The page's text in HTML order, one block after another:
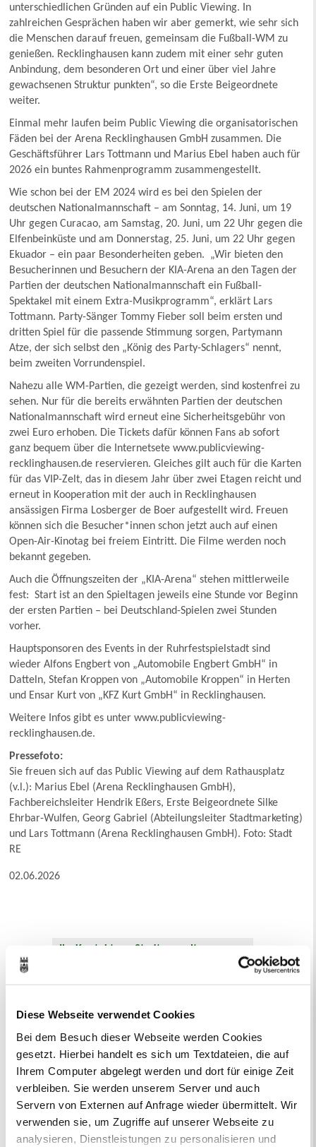
Diese Webseite verwendet Cookies
Bei dem Besuch dieser Webseite werden Cookies
gesetzt. Hierbei handelt es sich um Textdateien, die auf
Ihrem Computer abgelegt werden und dort für einige Zeit
verbleiben. Sie werden unserem Server und auch
Servern von Externen auf Anfrage wieder übermittelt. Wir
verwenden sie, um Zugriffe auf unserer Webseite zu
analysieren, Dienstleistungen zu personalisieren und
unterschiedlichen Gründen auf ein Public Viewing. In
zahlreichen Gesprächen haben wir aber gemerkt, wie sehr sich
die Menschen darauf freuen, gemeinsam die Fußball-WM zu
genießen. Recklinghausen kann zudem mit einer sehr guten
Anbindung, dem besonderen Ort und einer über viel Jahre
gewachsenen Struktur punkten“, so die Erste Beigeordnete
weiter.
Einmal mehr laufen beim Public Viewing die organisatorischen
Fäden bei der Arena Recklinghausen GmbH zusammen. Die
Geschäftsführer Lars Tottmann und Marius Ebel haben auch für
2026 ein buntes Rahmenprogramm zusammengestellt.
Wie schon bei der EM 2024 wird es bei den Spielen der
deutschen Nationalmannschaft – am Sonntag, 14. Juni, um 19
Uhr gegen Curacao, am Samstag, 20. Juni, um 22 Uhr gegen die
Elfenbeinküste und am Donnerstag, 25. Juni, um 22 Uhr gegen
Ekuador – ein paar Besonderheiten geben. „Wir bieten den
Besucherinnen und Besuchern der KIA-Arena an den Tagen der
Partien der deutschen Nationalmannschaft ein Fußball-
Spektakel mit einem Extra-Musikprogramm“, erklärt Lars
Tottmann. Party-Sänger Tommy Fieber soll beim ersten und
dritten Spiel für die passende Stimmung sorgen, Partymann
Atze, der sich selbst den „König des Party-Schlagers“ nennt,
beim zweiten Vorrundenspiel.
Nahezu alle WM-Partien, die gezeigt werden, sind kostenfrei zu
sehen. Nur für die bereits erwähnten Partien der deutschen
Nationalmannschaft wird erneut eine Sicherheitsgebühr von
zwei Euro erhoben. Die Tickets dafür können Fans ab sofort
ganz bequem über die Internetsete www.publicviewing-
recklinghausen.de reservieren. Gleiches gilt auch für die Karten
für das VIP-Zelt, das in diesem Jahr über zwei Etagen reicht und
erneut in Kooperation mit der auch in Recklinghausen
ansässigen Firma Losberger de Boer aufgestellt wird. Freuen
können sich die Besucher*innen schon jetzt auch auf einen
Open-Air-Kinotag bei freiem Eintritt. Die Filme werden noch
bekannt gegeben.
Auch die Öffnungszeiten der „KIA-Arena“ stehen mittlerweile
fest: Start ist an den Spieltagen jeweils eine Stunde vor Beginn
der ersten Partien – bei Deutschland-Spielen zwei Stunden
vorher.
Hauptsponsoren des Events in der Ruhrfestspielstadt sind
wieder Alfons Engbert von „Automobile Engbert GmbH“ in
Datteln, Stefan Kroppen von „Automobile Kroppen“ in Herten
und Ensar Kurt von „KFZ Kurt GmbH“ in Recklinghausen.
Weitere Infos gibt es unter www.publicviewing-
recklinghausen.de.
Pressefoto:
Sie freuen sich auf das Public Viewing auf dem Rathausplatz
(v.l.): Marius Ebel (Arena Recklinghausen GmbH),
Fachbereichsleiter Hendrik Eßers, Erste Beigeordnete Silke
Ehrbar-Wulfen, Georg Gabriel (Abteilungsleiter Stadtmarketing)
und Lars Tottmann (Arena Recklinghausen GmbH). Foto: Stadt
RE
02.06.2026
Ihr Kontakt zur Stadtverwaltung
Online-Terminvergabe
Ausländerangelegenheiten
Beurkundung Vaterschaft, Sorge
und Unterhalt
Gewerbeangelegenheiten
Urkundenservice